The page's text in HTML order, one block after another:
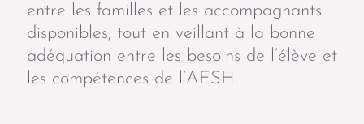
entre les familles et les accompagnants
disponibles, tout en veillant à la bonne
adéquation entre les besoins de l’élève et
les compétences de l’AESH.